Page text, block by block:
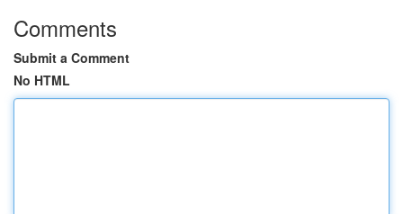
Comments
Submit a Comment
No HTML